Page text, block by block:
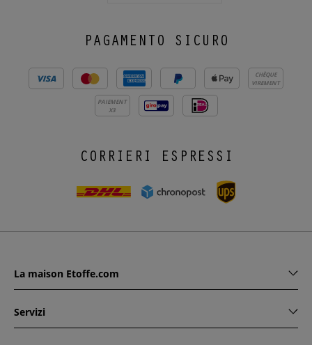
PAGAMENTO SICURO
CHÈQUE
VIREMENT
PAIEMENT
X3
CORRIERI ESPRESSI
La maison Etoffe.com
Servizi